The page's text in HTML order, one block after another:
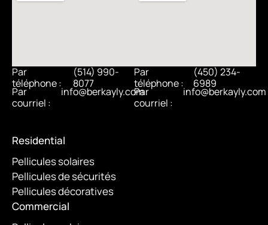
Par
téléphone :
(514) 990-
8077
Par
courriel :
info@berkayly.com
Par
téléphone :
(450) 234-
6989
Par
courriel :
info@berkayly.com
Residential
Pellicules solaires
Pellicules de sécurités
Pellicules décoratives
Commercial